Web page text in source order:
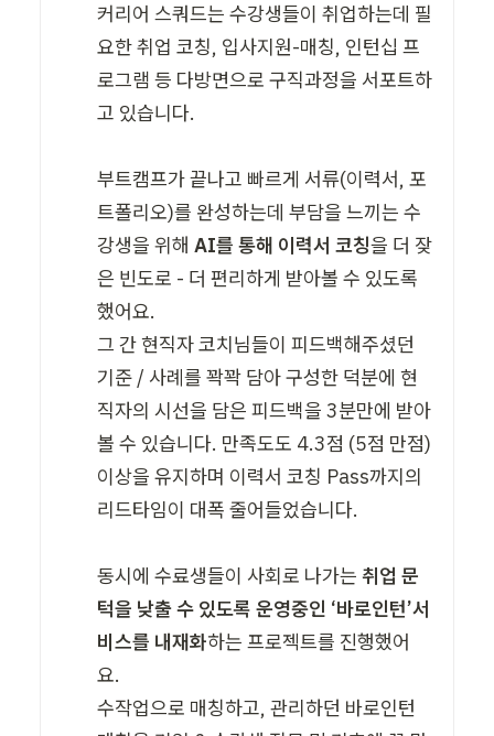
커리어 스쿼드는 수강생들이 취업하는데 필
요한 취업 코칭, 입사지원-매칭, 인턴십 프
로그램 등 다방면으로 구직과정을 서포트하
고 있습니다.
부트캠프가 끝나고 빠르게 서류(이력서, 포
트폴리오)를 완성하는데 부담을 느끼는 수
강생을 위해 AI를 통해 이력서 코칭을 더 잦
은 빈도로 - 더 편리하게 받아볼 수 있도록
했어요.
그 간 현직자 코치님들이 피드백해주셨던
기준 / 사례를 꽉꽉 담아 구성한 덕분에 현
직자의 시선을 담은 피드백을 3분만에 받아
볼 수 있습니다. 만족도도 4.3점 (5점 만점)
이상을 유지하며 이력서 코칭 Pass까지의
리드타임이 대폭 줄어들었습니다.
동시에 수료생들이 사회로 나가는 취업 문
턱을 낮출 수 있도록 운영중인 ‘바로인턴’서
비스를 내재화하는 프로젝트를 진행했어
요.
수작업으로 매칭하고, 관리하던 바로인턴